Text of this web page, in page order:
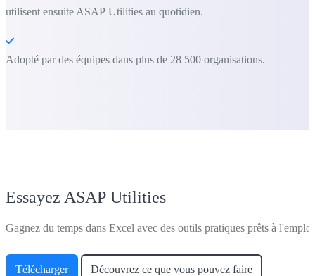
utilisent ensuite ASAP Utilities au quotidien.
Adopté par des équipes dans plus de 28 500 organisations.
Essayez ASAP Utilities
Gagnez du temps dans Excel avec des outils pratiques prêts à
Télécharger Découvrez ce que vous pouvez faire